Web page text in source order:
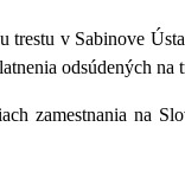
v Sabinove
odsúdených
zamestnania na